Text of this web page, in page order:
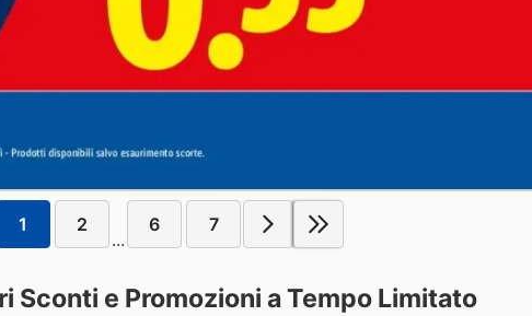
1 2
...
6 7
Sconti e Promozioni a Tempo Limitato